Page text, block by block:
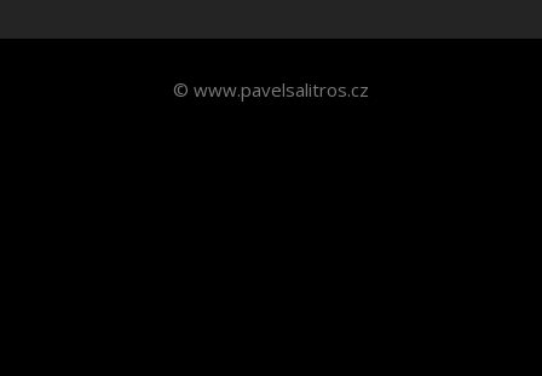
© www.pavelsalitros.cz